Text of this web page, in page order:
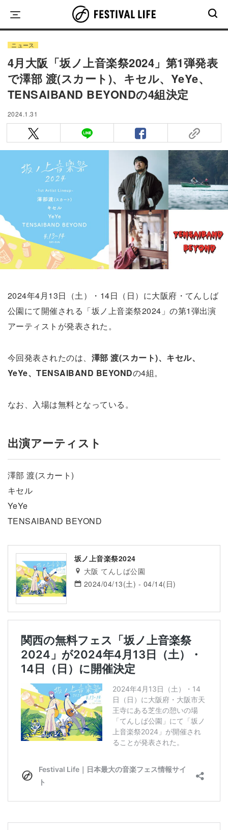
content
ニュース
4月大阪「坂ノ上音楽祭2024」第1弾発表
で澤部 渡(スカート)、キセル、YeYe、
TENSAIBAND BEYONDの4組決定
2024.1.31
2024年4月13日（土）・14日（日）に大阪府・てんしば
公園にて開催される「坂ノ上音楽祭2024」の第1弾出演
アーティストが発表された。
今回発表されたのは、 澤部 渡(スカート)、キセル、
YeYe、TENSAIBAND BEYONDの4組。
なお、入場は無料となっている。
出演アーティスト
澤部 渡(スカート)
キセル
YeYe
TENSAIBAND BEYOND
坂ノ上音楽祭2024
大阪 てんしば公園
2024/04/13(土) - 04/14(日)